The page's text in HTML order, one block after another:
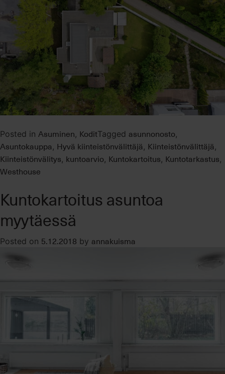
Posted in Asuminen, KoditTagged asunnonosto,
Asuntokauppa, Hyvä kiinteistönvälittäjä, Kiinteistönvälittäjä,
Kiinteistönvälitys, kuntoarvio, Kuntokartoitus, Kuntotarkastus,
Westhouse
Kuntokartoitus asuntoa
myytäessä
Posted on 5.12.2018 by annakuisma